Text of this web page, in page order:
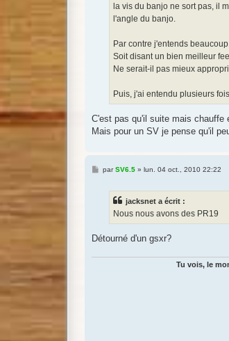
la vis du banjo ne sort pas, il
l'angle du banjo.
Par contre j'entends
Soit disant un bien meilleur
Ne serait-il pas mieux
Puis, j'ai entendu plusieurs
C'est pas qu'il suite mais chauffe
Mais pour un SV je pense qu'il
MparSV6.5» lun. 04 oct., 2010 22:22
jacksnet a écrit :
Nous nous avons des PR19
Détourné d'un gsxr?
Tu vois, le